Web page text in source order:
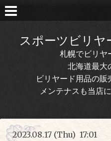
スポーツビリヤ
札幌でビリヤ
北海道最大
ビリヤード用品の
メンテナスも当店
2023.08.17 (Thu) 17:01